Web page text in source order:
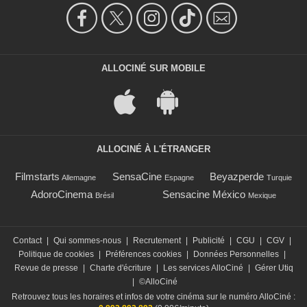
ALLOCINÉ SUR MOBILE
ALLOCINÉ À L'ÉTRANGER
Filmstarts Allemagne SensaCine Espagne Beyazperde Turquie
AdoroCinema Brésil Sensacine México Mexique
Contact Qui sommes-nous Recrutement Publicité CGU CGV
Politique de cookies
Préférences cookies Données Personnelles
Revue de presse
Charte d'écriture Les services AlloCiné
Gérer Utiq
©AlloCiné
Retrouvez tous les horaires et infos de votre cinéma sur le numéro AlloCiné :